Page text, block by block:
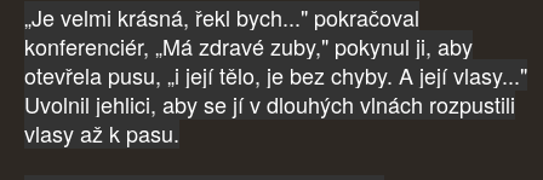
„Je velmi krásná, řekl bych..." pokračoval
konferenciér, „Má zdravé zuby," pokynul ji, aby
otevřela pusu, „i její tělo, je bez chyby. A její vlasy..."
Uvolnil jehlici, aby se jí v dlouhých vlnách rozpustili
vlasy až k pasu.